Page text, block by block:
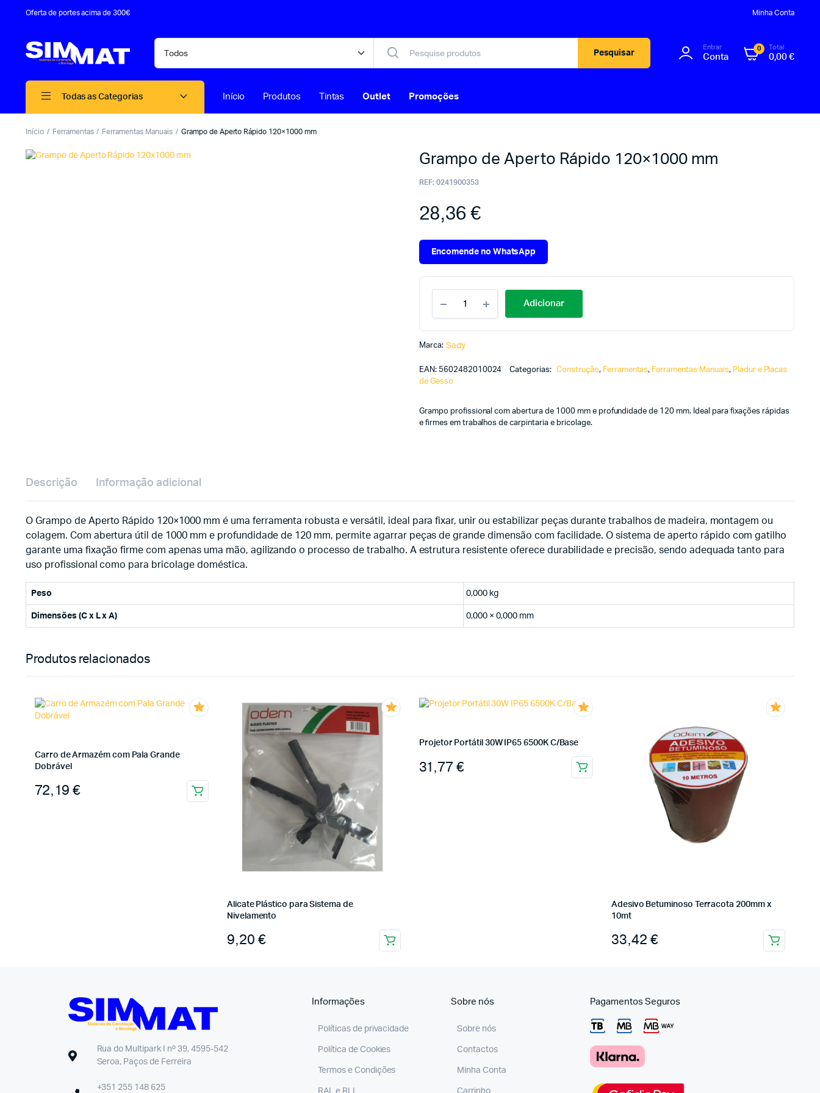
Oferta de portes acima de 300€ Minha Conta
Pesquisar
Entrar
Conta
0 Total
0,00€
Todas as Categorias Início Produtos Tintas Outlet Promoções
Início Ferramentas Ferramentas Manuais Grampo de Aperto Rápido 120×1000 mm
Grampo de Aperto Rápido 120×1000 mm
REF: 0241900353
28,36€
Encomende no WhatsApp
Adicionar
Marca: Sady
EAN: 5602482010024 Categorias: Construção, Ferramentas, Ferramentas Manuais, Pladur e Placas
de Gesso
Grampo profissional com abertura de 1000 mm e profundidade de 120 mm. Ideal para fixações rápidas
e firmes em trabalhos de carpintaria e bricolage.
Descrição Informação adicional
O Grampo de Aperto Rápido 120×1000 mm é uma ferramenta robusta e versátil, ideal para fixar, unir ou estabilizar peças durante trabalhos de madeira, montagem ou
colagem. Com abertura útil de 1000 mm e profundidade de 120 mm, permite agarrar peças de grande dimensão com facilidade. O sistema de aperto rápido com gatilho
garante uma fixação firme com apenas uma mão, agilizando o processo de trabalho. A estrutura resistente oferece durabilidade e precisão, sendo adequada tanto para
uso profissional como para bricolage doméstica.
Peso 0,000 kg
Dimensões (C x L x A) 0,000 × 0,000 mm
Produtos relacionados
Carro de Armazém com Pala Grande
Dobrável
72,19 €
Alicate Plástico para Sistema de
Nivelamento
9,20 €
Projetor Portátil 30W IP65 6500K C/Base
31,77 €
Adesivo Betuminoso Terracota 200mm x
10mt
33,42 €
Rua do Multipark I nº 39, 4595-542
Seroa, Paços de Ferreira
+351 255 148 625
Informações
Políticas de privacidade
Política de Cookies
Termos e Condições
RAL e RLL
Sobre nós
Sobre nós
Contactos
Minha Conta
Carrinho
Pagamentos Seguros